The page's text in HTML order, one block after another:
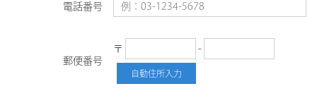
電話番号
郵便番号
〒 -
自動住所入力